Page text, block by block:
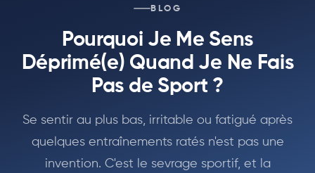
Blog
Calculatrices
BLOG
Pourquoi Je Me Sens
Déprimé(e) Quand Je Ne Fais
Pas de Sport ?
Se sentir au plus bas, irritable ou fatigué après
quelques entraînements ratés n'est pas une
invention. C'est le sevrage sportif, et la